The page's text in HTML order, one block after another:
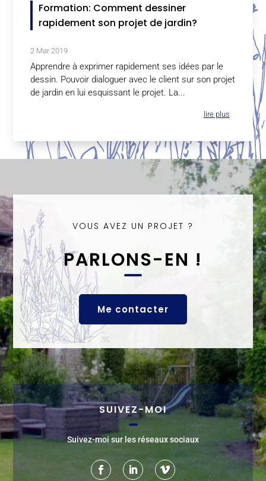
Formation: Comment dessiner
rapidement son projet de jardin?
2 Mar 2019
Apprendre à exprimer rapidement ses idées par le
dessin. Pouvoir dialoguer avec le client sur son projet
de jardin en lui esquissant le projet. La...
lire plus
VOUS AVEZ UN PROJET ?
PARLONS-EN !
Me contacter
SUIVEZ-MOI
Suivez-moi sur les réseaux sociaux